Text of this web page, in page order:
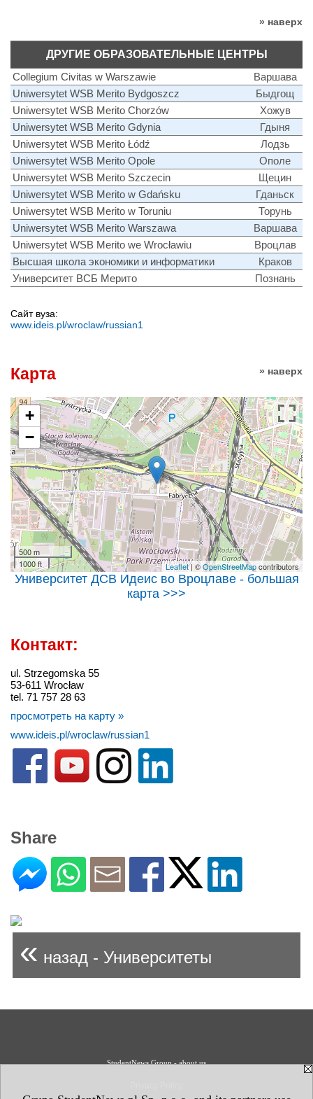
» наверх
ДРУГИЕ ОБРАЗОВАТЕЛЬНЫЕ ЦЕНТРЫ
Collegium Civitas w Warszawie
Варшава
Uniwersytet WSB Merito Bydgoszcz
Быдгощ
Uniwersytet WSB Merito Chorzów
Хожув
Uniwersytet WSB Merito Gdynia
Гдыня
Uniwersytet WSB Merito Łódź
Лодзь
Uniwersytet WSB Merito Opole
Ополе
Uniwersytet WSB Merito Szczecin
Щецин
Uniwersytet WSB Merito w Gdańsku
Гданьск
Uniwersytet WSB Merito w Toruniu
Торунь
Uniwersytet WSB Merito Warszawa
Варшава
Uniwersytet WSB Merito we Wrocławiu
Вроцлав
Высшая школа экономики и информатики
Краков
Университет ВСБ Мерито
Познань
Сайт вуза:
www.ideis.pl/wroclaw/russian1
» наверх
Карта
+
−
500 m
1000 ft
Leaflet| ©OpenStreetMapcontributors
Университет ДСВ Идеис во Вроцлаве - большая
карта >>>
Контакт:
ul. Strzegomska 55
53-611 Wrocław
tel. 71 757 28 63
просмотреть на карту »
www.ideis.pl/wroclaw/russian1
Share
« назад - Университеты
StudentNews Group - about us